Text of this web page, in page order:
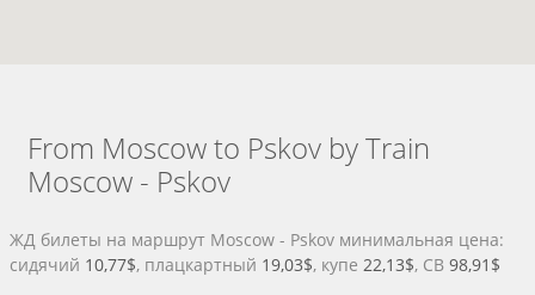
From Moscow to Pskov by Train
Moscow - Pskov
ЖД билеты на маршрут Moscow - Pskov минимальная цена:
сидячий 10,77$, плацкартный 19,03$, купе 22,13$, СВ 98,91$